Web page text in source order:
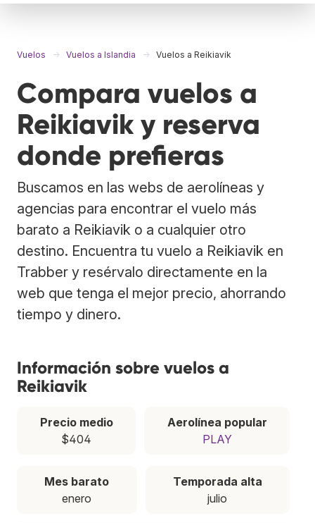
Vuelos Vuelos a Islandia Vuelos a Reikiavik
Compara vuelos a
Reikiavik y reserva
donde prefieras
Buscamos en las webs de aerolíneas y
agencias para encontrar el vuelo más
barato a Reikiavik o a cualquier otro
destino. Encuentra tu vuelo a Reikiavik en
Trabber y resérvalo directamente en la
web que tenga el mejor precio, ahorrando
tiempo y dinero.
Información sobre vuelos a
Reikiavik
Precio medio
$404
Aerolínea popular
PLAY
Mes barato
enero
Temporada alta
julio